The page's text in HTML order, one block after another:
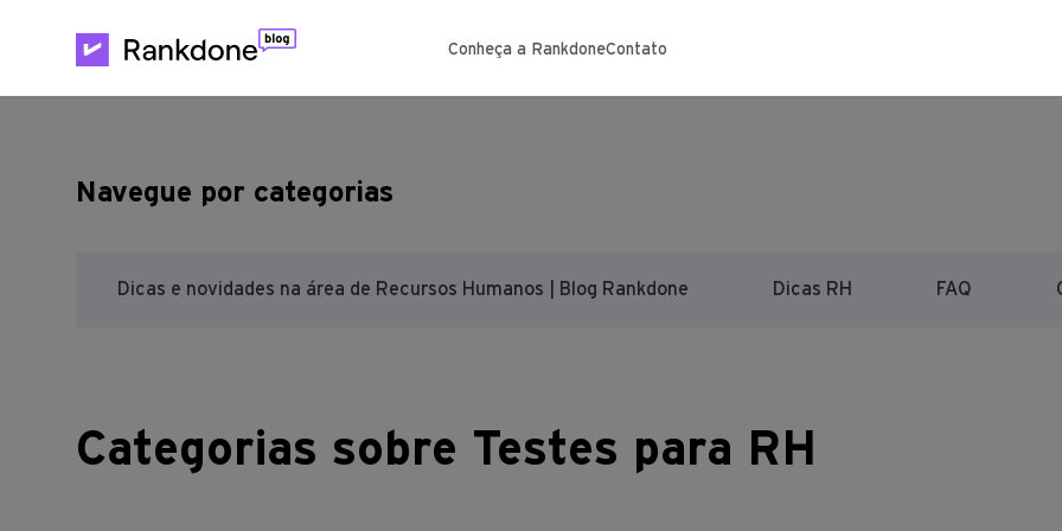
Conheça a RankdoneContato
Navegue por categorias
Dicas e novidades na área de Recursos Humanos | Blog Rankdone Dicas RH FAQ
Categorias sobre Testes para RH